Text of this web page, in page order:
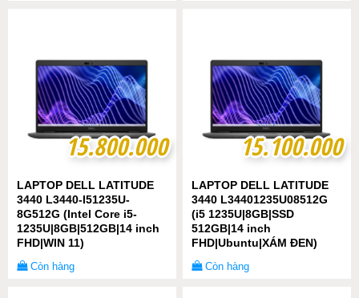
15.800.000
15.800.000
LAPTOP DELL LATITUDE
3440 L3440-I51235U-
8G512G (Intel Core i5-
1235U|8GB|512GB|14 inch
FHD|WIN 11)
Còn hàng
15.100.000
15.100.000
LAPTOP DELL LATITUDE
3440 L34401235U08512G
(i5 1235U|8GB|SSD
512GB|14 inch
FHD|Ubuntu|XÁM ĐEN)
Còn hàng